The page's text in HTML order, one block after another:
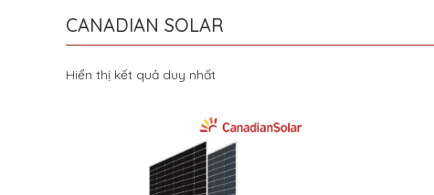
CANADIAN SOLAR
Hiển thị kết quả duy nhất